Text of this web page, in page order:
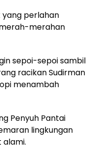
perlahan
merahan
sepoi-sepoi sambil
racikan Sudirman
menambah
Penyuh Pantai
lingkungan
alami.